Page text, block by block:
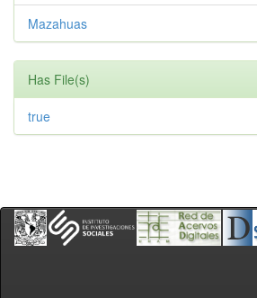
Mazahuas
Has File(s)
true